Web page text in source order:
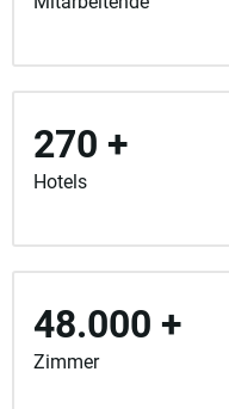
270 +
Hotels
48.000 +
Zimmer